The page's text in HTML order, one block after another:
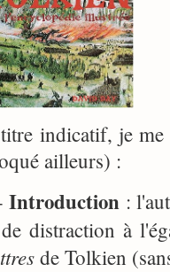
indicatif, je me
ailleurs) :
Introduction :
distraction à
de Tolkien